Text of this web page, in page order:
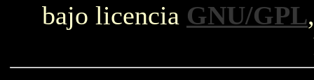
bajo licencia GNU/GPL